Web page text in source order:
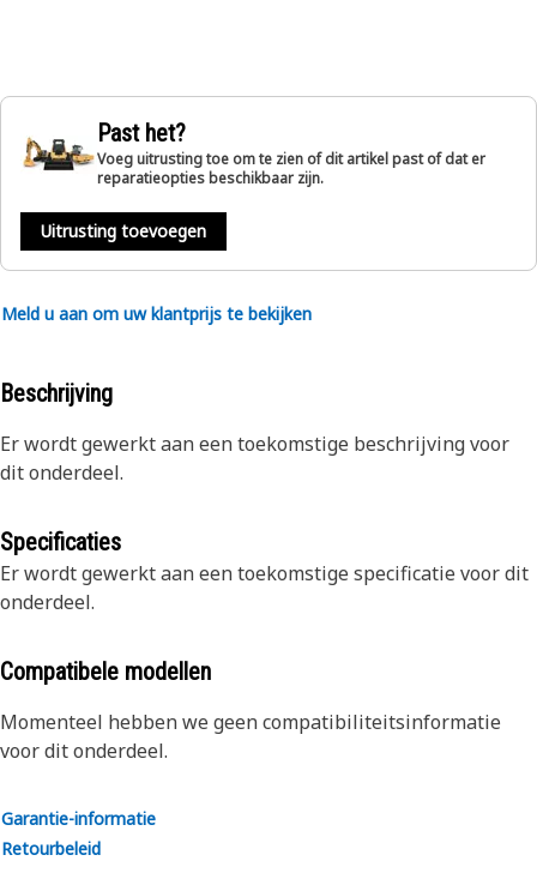
Past het?
Voeg uitrusting toe om te zien of dit artikel past of dat er
reparatieopties beschikbaar zijn.
Uitrusting toevoegen
Meld u aan om uw klantprijs te bekijken
Beschrijving
Er wordt gewerkt aan een toekomstige beschrijving voor
dit onderdeel.
Specificaties
Er wordt gewerkt aan een toekomstige specificatie voor dit
onderdeel.
Compatibele modellen
Momenteel hebben we geen compatibiliteitsinformatie
voor dit onderdeel.
Garantie-informatie
Retourbeleid